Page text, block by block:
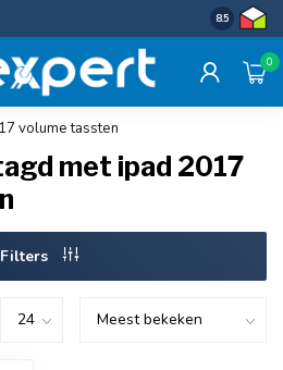
Uniforme
8.5
0
volume tassten
met ipad 2017
Filters